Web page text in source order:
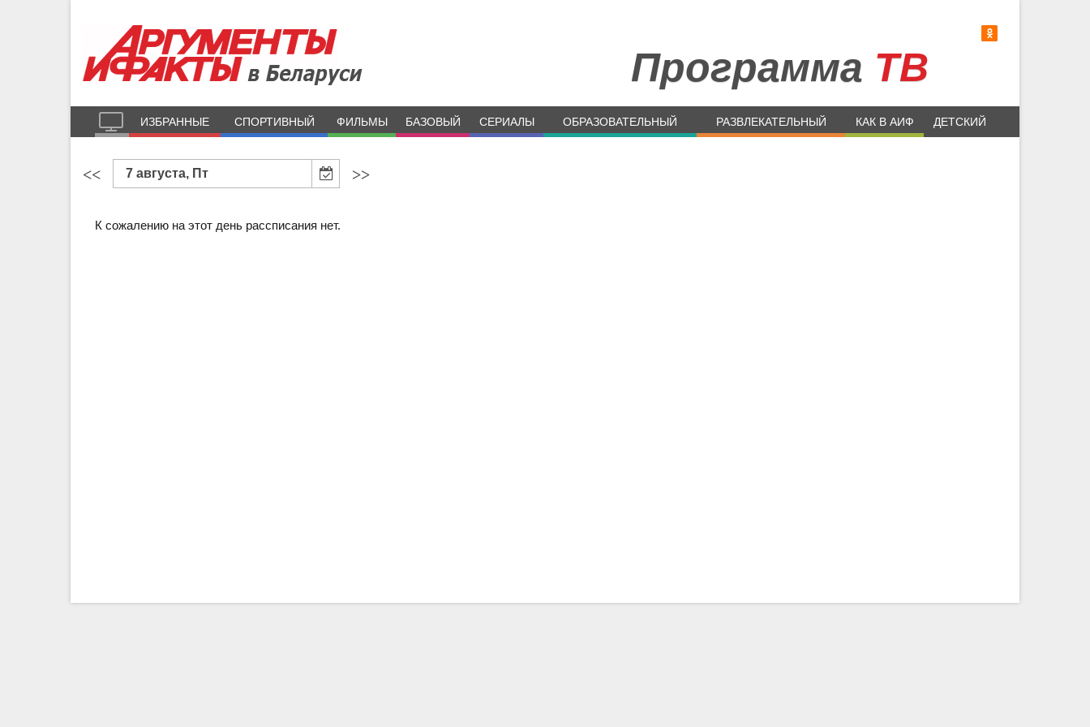
Программа ТВ
ИЗБРАННЫЕ СПОРТИВНЫЙ ФИЛЬМЫ БАЗОВЫЙ СЕРИАЛЫ ОБРАЗОВАТЕЛЬНЫЙ РАЗВЛЕКАТЕЛЬНЫЙ КАК В АИФ ДЕТСКИЙ
<< 7 августа, Пт >>
К сожалению на этот день рассписания нет.